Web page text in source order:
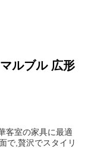
ルブル 広形
客室の家具に最適
で,贅沢でスタイリ